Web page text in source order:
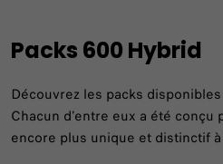
Packs 600 Hybrid
Découvrez les packs
Chacun d'entre eux a été conçu
encore plus unique et distinctif